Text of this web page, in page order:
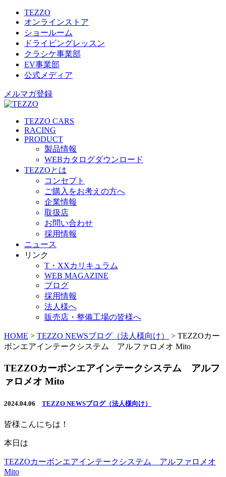
TEZZO
オンラインストア
ショールーム
ドライビングレッスン
クラシケ事業部
EV事業部
公式メディア
メルマガ登録
TEZZO CARS
RACING
PRODUCT
製品情報
WEBカタログダウンロード
TEZZOとは
コンセプト
ご購入をお考えの方へ
企業情報
取扱店
お問い合わせ
採用情報
ニュース
リンク
T・XXカリキュラム
WEB MAGAZINE
ブログ
採用情報
法人様へ
販売店・整備工場の皆様へ
HOME > TEZZO NEWSブログ（法人様向け） > TEZZOカー
ボンエアインテークシステム アルファロメオ Mito
TEZZOカーボンエアインテークシステム アルフ
ァロメオ Mito
2024.04.06 TEZZO NEWSブログ（法人様向け）
皆様こんにちは！
本日は
TEZZOカーボンエアインテークシステム アルファロメオ
Mito